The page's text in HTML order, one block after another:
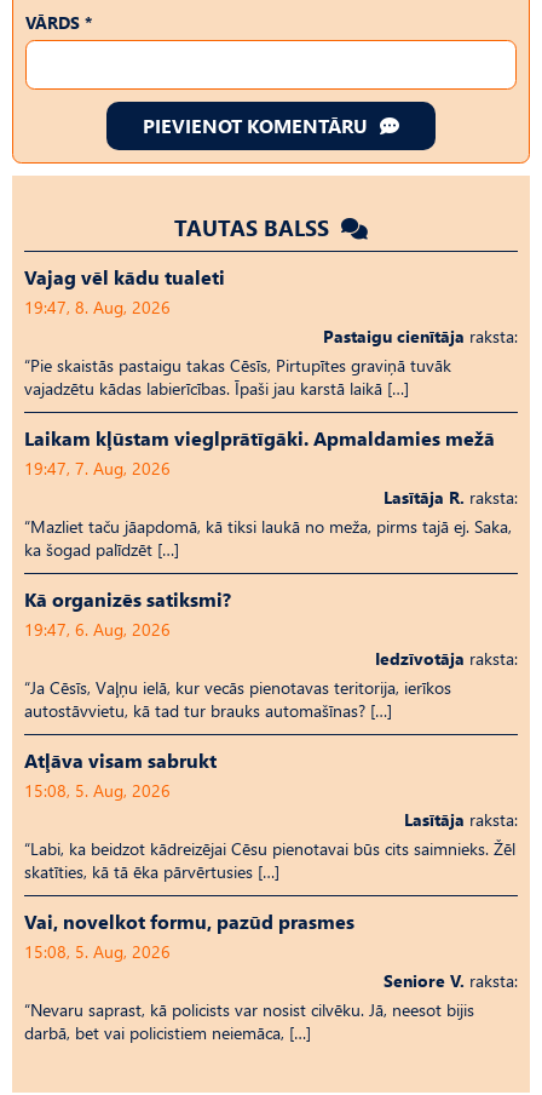
VĀRDS *
PIEVIENOT KOMENTĀRU
TAUTAS BALSS
Vajag vēl kādu tualeti
19:47, 8. Aug, 2026
Pastaigu cienītāja raksta:
“Pie skaistās pastaigu takas Cēsīs, Pirtupītes graviņā tuvāk
vajadzētu kādas labierīcības. Īpaši jau karstā laikā […]
Laikam kļūstam vieglprātīgāki. Apmaldamies mežā
19:47, 7. Aug, 2026
Lasītāja R. raksta:
“Mazliet taču jāapdomā, kā tiksi laukā no meža, pirms tajā ej. Saka,
ka šogad palīdzēt […]
Kā organizēs satiksmi?
19:47, 6. Aug, 2026
Iedzīvotāja raksta:
“Ja Cēsīs, Vaļņu ielā, kur vecās pienotavas teritorija, ierīkos
autostāvvietu, kā tad tur brauks automašīnas? […]
Atļāva visam sabrukt
15:08, 5. Aug, 2026
Lasītāja raksta:
“Labi, ka beidzot kādreizējai Cēsu pienotavai būs cits saimnieks. Žēl
skatīties, kā tā ēka pārvērtusies […]
Vai, novelkot formu, pazūd prasmes
15:08, 5. Aug, 2026
Seniore V. raksta:
“Nevaru saprast, kā policists var nosist cilvēku. Jā, neesot bijis
darbā, bet vai policistiem neiemāca, […]